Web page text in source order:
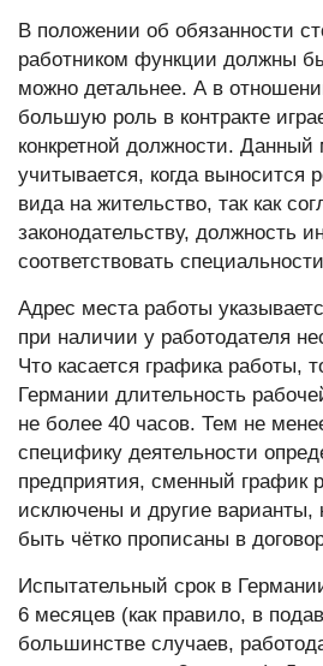
В положении об обязанности
работником функции должны
можно детальнее. А в
большую роль в контракте
конкретной должности. Данный
учитывается, когда выносится
вида на жительство, так как
законодательству, должность
соответствовать
Адрес места работы
при наличии у работодателя
Что касается графика работы,
Германии длительность
не более 40 часов. Тем не
специфику деятельности
предприятия, сменный график
исключены и другие варианты,
быть чётко прописаны в
Испытательный срокв
6 месяцев (как правило, в
большинстве случаев,